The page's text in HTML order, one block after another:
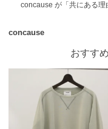
concause が「共にある理
concause
おすす